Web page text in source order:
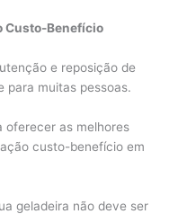
Custo-Benefício
e reposição de
para muitas pessoas.
oferecer as melhores
custo-benefício em
geladeira não deve ser